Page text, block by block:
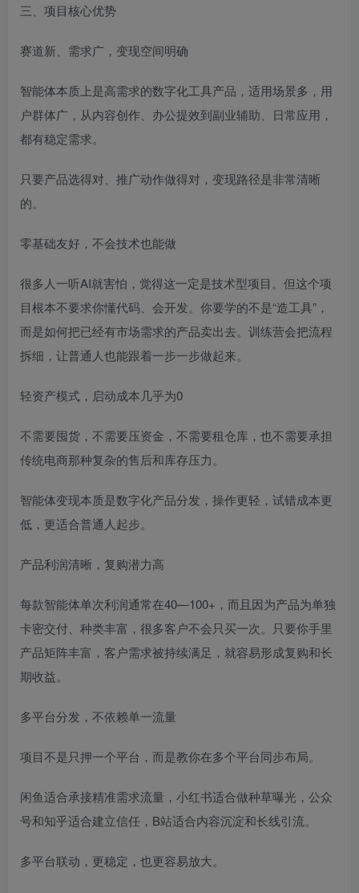
三、项目核心优势
赛道新、需求广，变现空间明确
智能体本质上是高需求的数字化工具产品，适用场景多，用
户群体广，从内容创作、办公提效到副业辅助、日常应用，
都有稳定需求。
只要产品选得对、推广动作做得对，变现路径是非常清晰
的。
零基础友好，不会技术也能做
很多人一听AI就害怕，觉得这一定是技术型项目。但这个项
目根本不要求你懂代码、会开发。你要学的不是“造工具”，
而是如何把已经有市场需求的产品卖出去。训练营会把流程
拆细，让普通人也能跟着一步一步做起来。
轻资产模式，启动成本几乎为0
不需要囤货，不需要压资金，不需要租仓库，也不需要承担
传统电商那种复杂的售后和库存压力。
智能体变现本质是数字化产品分发，操作更轻，试错成本更
低，更适合普通人起步。
产品利润清晰，复购潜力高
每款智能体单次利润通常在40—100+，而且因为产品为单独
卡密交付、种类丰富，很多客户不会只买一次。只要你手里
产品矩阵丰富，客户需求被持续满足，就容易形成复购和长
期收益。
多平台分发，不依赖单一流量
项目不是只押一个平台，而是教你在多个平台同步布局。
闲鱼适合承接精准需求流量，小红书适合做种草曝光，公众
号和知乎适合建立信任，B站适合内容沉淀和长线引流。
多平台联动，更稳定，也更容易放大。